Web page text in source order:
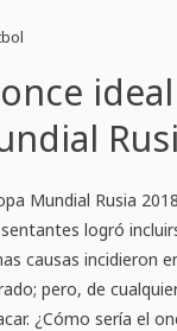
Mundial Rusia
logró
causas incidieron
pero, de
¿Cómo sería el